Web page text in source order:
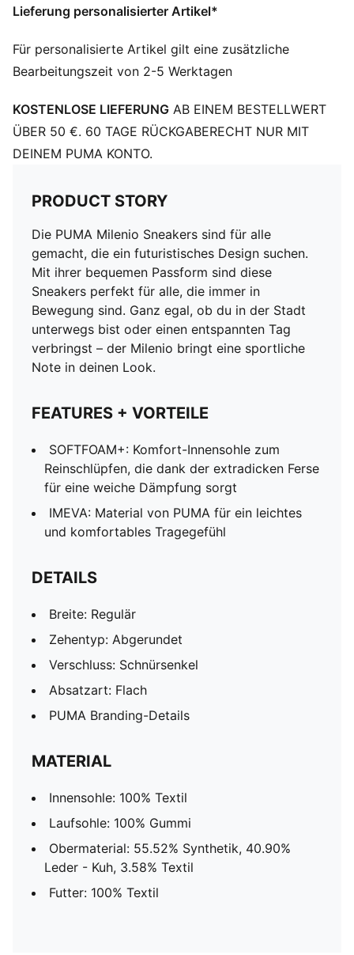
PUMA Branding-Details
Lieferung personalisierter Artikel*
Für personalisierte Artikel gilt eine zusätzliche
Bearbeitungszeit von 2-5 Werktagen
KOSTENLOSE LIEFERUNG AB EINEM BESTELLWERT
ÜBER 50 €. 60 TAGE RÜCKGABERECHT NUR MIT
DEINEM PUMA KONTO.
PRODUCT STORY
Die PUMA Milenio Sneakers sind für alle
gemacht, die ein futuristisches Design suchen.
Mit ihrer bequemen Passform sind diese
Sneakers perfekt für alle, die immer in
Bewegung sind. Ganz egal, ob du in der Stadt
unterwegs bist oder einen entspannten Tag
verbringst – der Milenio bringt eine sportliche
Note in deinen Look.
FEATURES + VORTEILE
SOFTFOAM+: Komfort-Innensohle zum
Reinschlüpfen, die dank der extradicken Ferse
für eine weiche Dämpfung sorgt
IMEVA: Material von PUMA für ein leichtes
und komfortables Tragegefühl
DETAILS
Breite: Regulär
Zehentyp: Abgerundet
Verschluss: Schnürsenkel
Absatzart: Flach
PUMA Branding-Details
MATERIAL
Innensohle: 100% Textil
Laufsohle: 100% Gummi
Obermaterial: 55.52% Synthetik, 40.90%
Leder - Kuh, 3.58% Textil
Futter: 100% Textil